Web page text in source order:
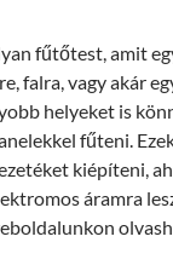
fűtőtest, amit
falra, vagy akár
helyeket is
fűteni.
kiépíteni,
áramra